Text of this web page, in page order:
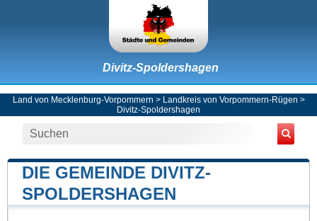
Divitz-Spoldershagen
Land von Mecklenburg-Vorpommern > Landkreis von Vorpommern-Rügen >
Divitz-Spoldershagen
DIE GEMEINDE DIVITZ-
SPOLDERSHAGEN